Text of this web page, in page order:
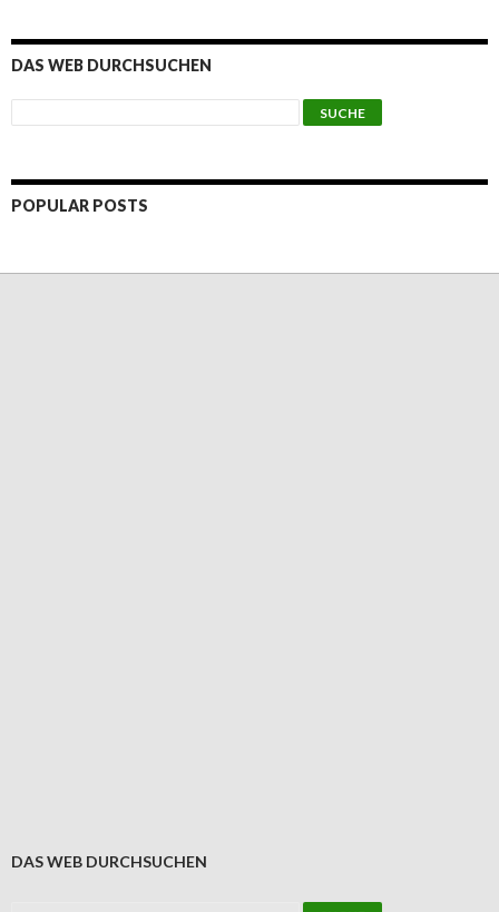
DAS WEB DURCHSUCHEN
POPULAR POSTS
DAS WEB DURCHSUCHEN